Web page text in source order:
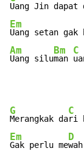
Uang Jin dapat
Em
Uang setan gak
Am
Uang silu
Bm
man
C
G
Merangkak da
C
Em
Gak perlu me
D